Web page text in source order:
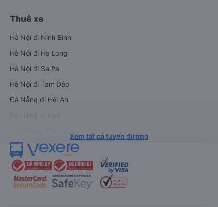
Thuê xe
Hà Nội đi Ninh Bình
Hà Nội đi Hạ Long
Hà Nội đi Sa Pa
Hà Nội đi Tam Đảo
Đà Nẵng đi Hội An
Xem tất cả tuyến đường